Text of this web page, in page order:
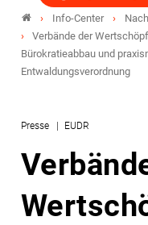
Info-Center
Verbände der
Bürokratieabbau und
Entwaldungsverordnung
Presse EUDR